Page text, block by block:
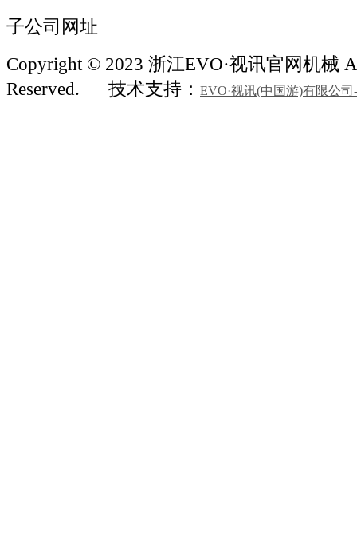
子公司网址
Copyright © 2023 浙江EVO·视讯官网机械
Reserved.
技术支持： EVO·视讯(中国游)有限公司